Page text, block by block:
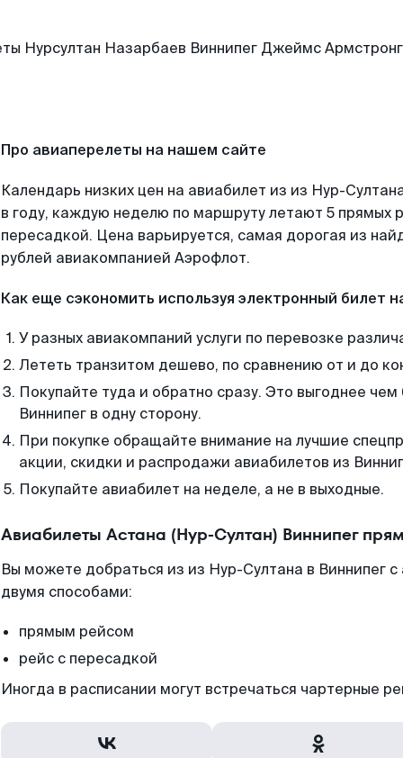
Про авиаперелеты на нашем сайте
Календарь низких цен на авиабилет из из Нур-
в году, каждую неделю по маршруту летают 5 прямых
пересадкой. Цена варьируется, самая дорогая из
рублей авиакомпанией Аэрофлот.
Как еще сэкономить используя электронный билет
У разных авиакомпаний услуги по перевозке
Лететь транзитом дешево, по сравнению от и до
Покупайте туда и обратно сразу. Это выгоднее
Виннипег в одну сторону.
При покупке обращайте внимание на лучшие
акции, скидки и распродажи авиабилетов из
Покупайте авиабилет на неделе, а не в выходные.
Авиабилеты Астана (Нур-Султан) Виннипег
Вы можете добраться из из Нур-Султана в Виннипег
двумя способами:
прямым рейсом
рейс с пересадкой
Иногда в расписании могут встречаться чартерные